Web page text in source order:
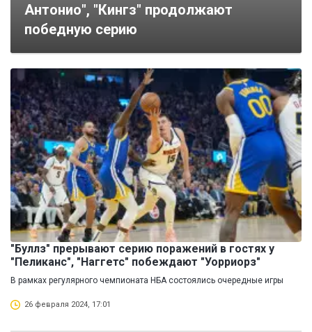
Антонио", "Кингз" продолжают
победную серию
"Буллз" прерывают серию поражений в гостях у
"Пеликанс", "Наггетс" побеждают "Уорриорз"
В рамках регулярного чемпионата НБА состоялись очередные игры
26 февраля 2024, 17:01